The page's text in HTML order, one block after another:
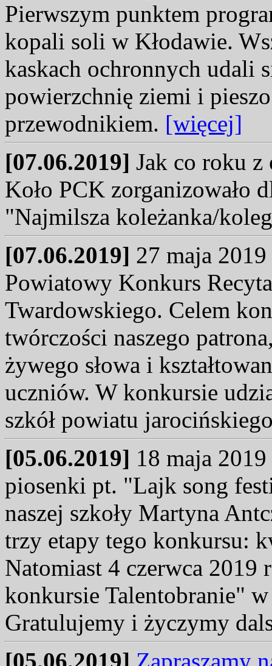
Pierwszym punktem
kopali soli w Kłodawie.
kaskach ochronnych udali
powierzchnię ziemi i
przewodnikiem. [więcej]
[07.06.2019] Jak co roku
Koło PCK zorganizowało
"Najmilsza koleżanka/
[07.06.2019] 27 maja
Powiatowy Konkurs
Twardowskiego. Celem
twórczości naszego
żywego słowa i
uczniów. W konkursie
szkół powiatu
[05.06.2019] 18 maja
piosenki pt. "Lajk song
naszej szkoły Martyna
trzy etapy tego konkursu:
Natomiast 4 czerwca
konkursie Talentobranie"
Gratulujemy i życzymy